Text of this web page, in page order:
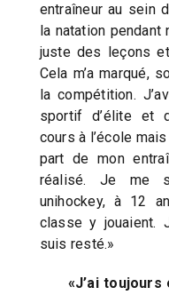
entraîneur au sein
la natation pendant
juste des leçons
Cela m’a marqué,
la compétition.
sportif d’élite et
cours à l’école
part de mon
réalisé. Je me
unihockey, à 12
classe y jouaient.
suis resté.»
«J’ai